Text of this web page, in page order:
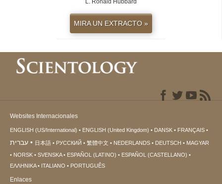
L. Ronald Hubbard
MIRA UN EXTRACTO »
Websites Internacionales
ENGLISH (US/International) ENGLISH (United Kingdom) DANSK FRANÇAIS
עברית 日本語 РУССКИЙ 繁體中文 NEDERLANDS DEUTSCH
MAGYAR
NORSK
SVENSKA ESPAÑOL (LATINO)
ESPAÑOL (CASTELLANO)
ΕΛΛΗΝΙΚA
ITALIANO PORTUGUÊS
Enlaces